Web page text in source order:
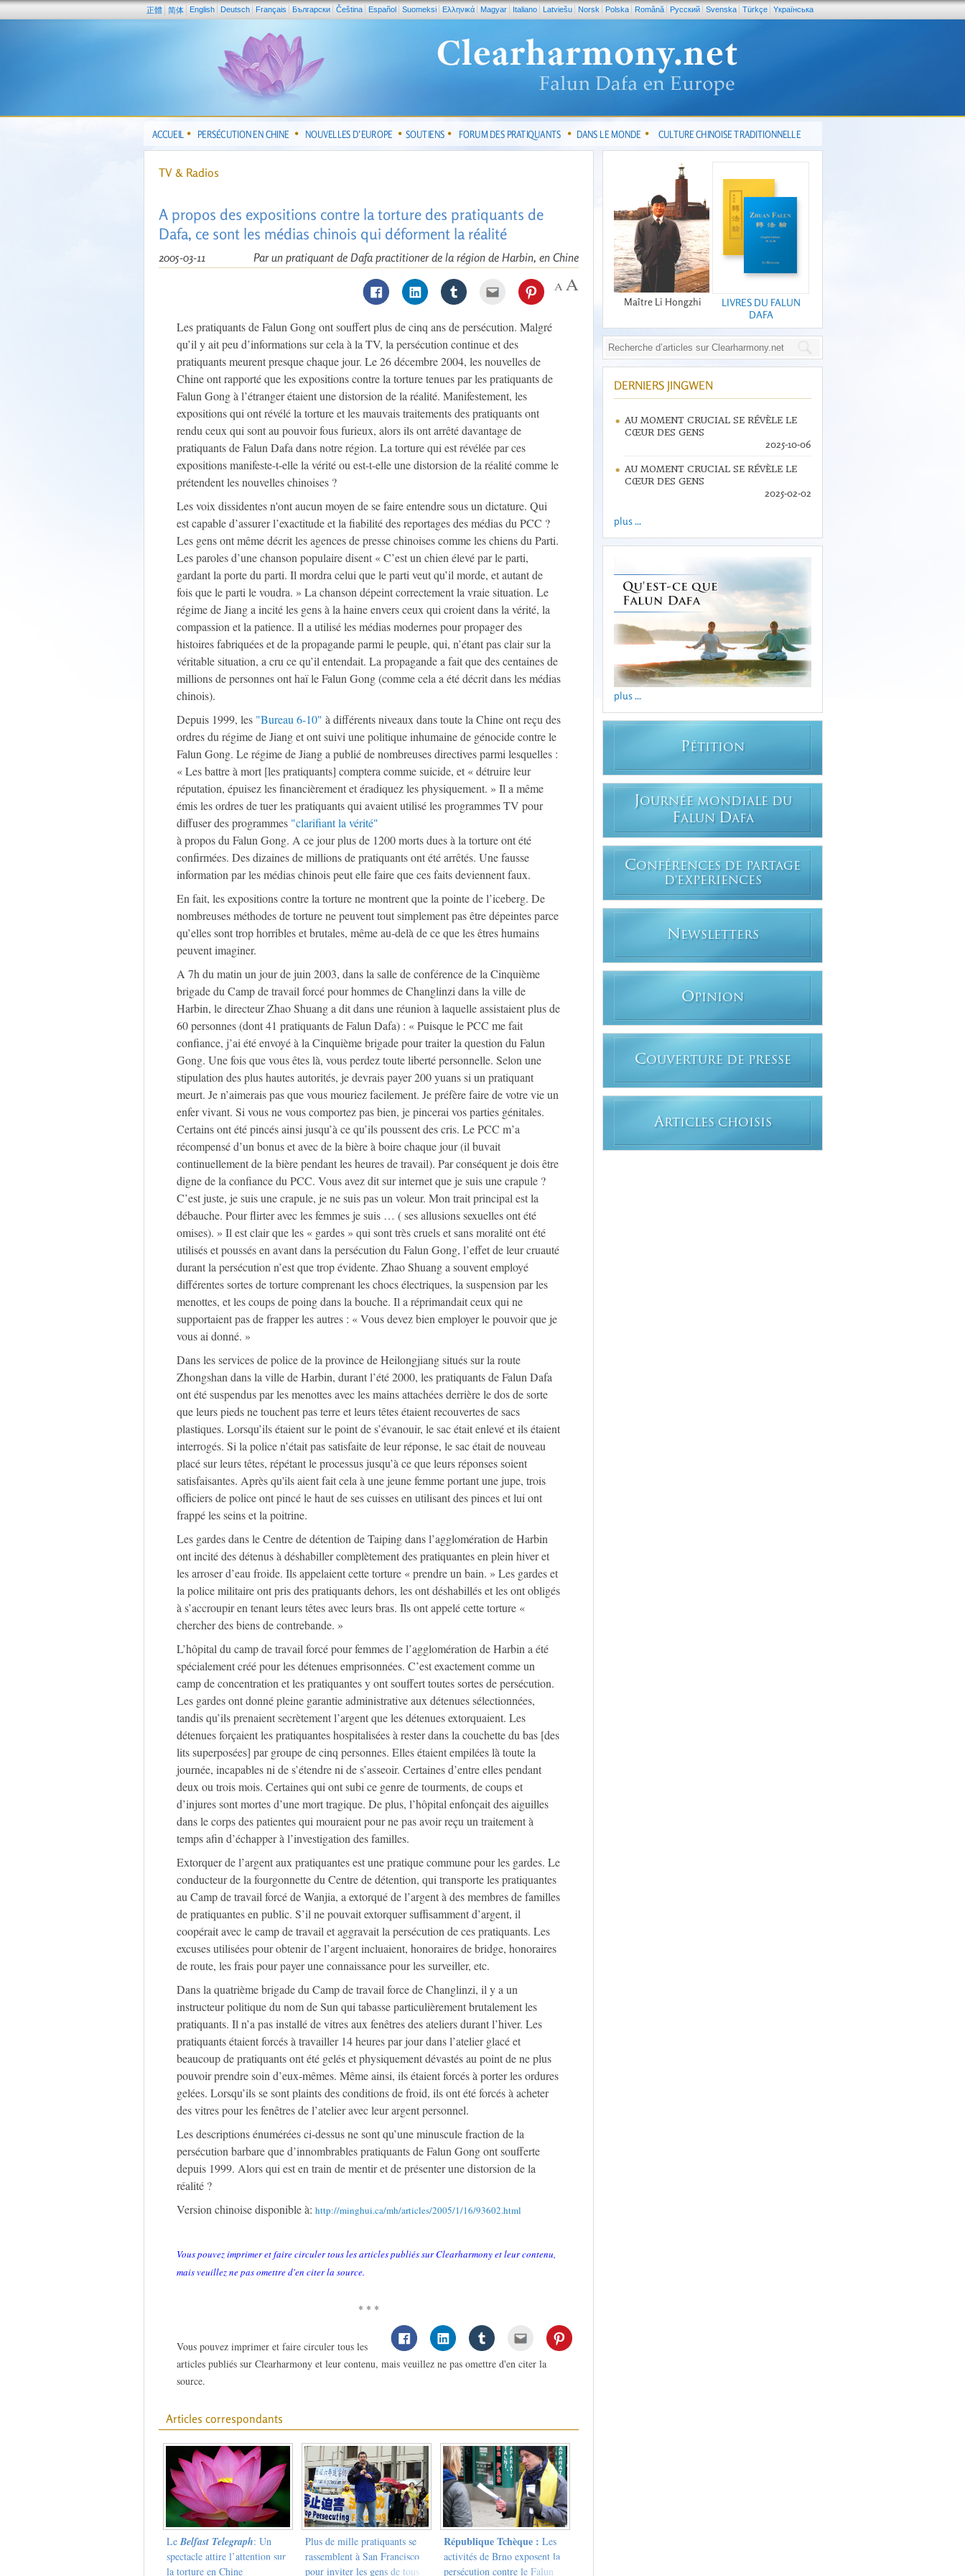
正體 简体 English Deutsch Français Български Čeština Español Suomeksi Ελληνικά Magyar Italiano Latviešu Norsk Polska Română Pусский Svenska Türkçe Yкраїнська
ACCUEIL PERSÉCUTION EN CHINE NOUVELLES D’EUROPE SOUTIENS FORUM DES PRATIQUANTS DANS LE MONDE CULTURE CHINOISE TRADITIONNELLE
TV & Radios
A propos des expositions contre la torture des pratiquants de
Dafa, ce sont les médias chinois qui déforment la réalité
Par un pratiquant de Dafa practitioner de la région de Harbin, en Chine
2005-03-11
Les pratiquants de Falun Gong ont souffert plus de cinq ans de persécution. Malgré
qu’il y ait peu d’informations sur cela à la TV, la persécution continue et des
pratiquants meurent presque chaque jour. Le 26 décembre 2004, les nouvelles de
Chine ont rapporté que les expositions contre la torture tenues par les pratiquants de
Falun Gong à l’étranger étaient une distorsion de la réalité. Manifestement, les
expositions qui ont révélé la torture et les mauvais traitements des pratiquants ont
rendu ceux qui sont au pouvoir fous furieux, alors ils ont arrêté davantage de
pratiquants de Falun Dafa dans notre région. La torture qui est révélée par ces
expositions manifeste-t-elle la vérité ou est-t-elle une distorsion de la réalité comme le
prétendent les nouvelles chinoises ?
Les voix dissidentes n'ont aucun moyen de se faire entendre sous un dictature. Qui
est capable d’assurer l’exactitude et la fiabilité des reportages des médias du PCC ?
Les gens ont même décrit les agences de presse chinoises comme les chiens du Parti.
Les paroles d’une chanson populaire disent « C’est un chien élevé par le parti,
gardant la porte du parti. Il mordra celui que le parti veut qu’il morde, et autant de
fois que le parti le voudra. » La chanson dépeint correctement la vraie situation. Le
régime de Jiang a incité les gens à la haine envers ceux qui croient dans la vérité, la
compassion et la patience. Il a utilisé les médias modernes pour propager des
histoires fabriquées et de la propagande parmi le peuple, qui, n’étant pas clair sur la
véritable situation, a cru ce qu’il entendait. La propagande a fait que des centaines de
millions de personnes ont haï le Falun Gong (comme cela a été décrit dans les médias
chinois).
Depuis 1999, les "Bureau 6-10" à différents niveaux dans toute la Chine ont reçu des
ordres du régime de Jiang et ont suivi une politique inhumaine de génocide contre le
Falun Gong. Le régime de Jiang a publié de nombreuses directives parmi lesquelles :
« Les battre à mort [les pratiquants] comptera comme suicide, et « détruire leur
réputation, épuisez les financièrement et éradiquez les physiquement. » Il a même
émis les ordres de tuer les pratiquants qui avaient utilisé les programmes TV pour
diffuser des programmes "clarifiant la vérité"
à propos du Falun Gong. A ce jour plus de 1200 morts dues à la torture ont été
confirmées. Des dizaines de millions de pratiquants ont été arrêtés. Une fausse
information par les médias chinois peut elle faire que ces faits deviennent faux.
En fait, les expositions contre la torture ne montrent que la pointe de l’iceberg. De
nombreuses méthodes de torture ne peuvent tout simplement pas être dépeintes parce
qu’elles sont trop horribles et brutales, même au-delà de ce que les êtres humains
peuvent imaginer.
A 7h du matin un jour de juin 2003, dans la salle de conférence de la Cinquième
brigade du Camp de travail forcé pour hommes de Changlinzi dans la ville de
Harbin, le directeur Zhao Shuang a dit dans une réunion à laquelle assistaient plus de
60 personnes (dont 41 pratiquants de Falun Dafa) : « Puisque le PCC me fait
confiance, j’ai été envoyé à la Cinquième brigade pour traiter la question du Falun
Gong. Une fois que vous êtes là, vous perdez toute liberté personnelle. Selon une
stipulation des plus hautes autorités, je devrais payer 200 yuans si un pratiquant
meurt. Je n’aimerais pas que vous mouriez facilement. Je préfère faire de votre vie un
enfer vivant. Si vous ne vous comportez pas bien, je pincerai vos parties génitales.
Certains ont été pincés ainsi jusqu’à ce qu’ils poussent des cris. Le PCC m’a
récompensé d’un bonus et avec de la bière à boire chaque jour (il buvait
continuellement de la bière pendant les heures de travail). Par conséquent je dois être
digne de la confiance du PCC. Vous avez dit sur internet que je suis une crapule ?
C’est juste, je suis une crapule, je ne suis pas un voleur. Mon trait principal est la
débauche. Pour flirter avec les femmes je suis … ( ses allusions sexuelles ont été
omises). » Il est clair que les « gardes » qui sont très cruels et sans moralité ont été
utilisés et poussés en avant dans la persécution du Falun Gong, l’effet de leur cruauté
durant la persécution n’est que trop évidente. Zhao Shuang a souvent employé
différentes sortes de torture comprenant les chocs électriques, la suspension par les
menottes, et les coups de poing dans la bouche. Il a réprimandait ceux qui ne
supportaient pas de frapper les autres : « Vous devez bien employer le pouvoir que je
vous ai donné. »
Dans les services de police de la province de Heilongjiang situés sur la route
Zhongshan dans la ville de Harbin, durant l’été 2000, les pratiquants de Falun Dafa
ont été suspendus par les menottes avec les mains attachées derrière le dos de sorte
que leurs pieds ne touchent pas terre et leurs têtes étaient recouvertes de sacs
plastiques. Lorsqu’ils étaient sur le point de s’évanouir, le sac était enlevé et ils étaient
interrogés. Si la police n’était pas satisfaite de leur réponse, le sac était de nouveau
placé sur leurs têtes, répétant le processus jusqu’à ce que leurs réponses soient
satisfaisantes. Après qu'ils aient fait cela à une jeune femme portant une jupe, trois
officiers de police ont pincé le haut de ses cuisses en utilisant des pinces et lui ont
frappé les seins et la poitrine.
Les gardes dans le Centre de détention de Taiping dans l’agglomération de Harbin
ont incité des détenus à déshabiller complètement des pratiquantes en plein hiver et
les arroser d’eau froide. Ils appelaient cette torture « prendre un bain. » Les gardes et
la police militaire ont pris des pratiquants dehors, les ont déshabillés et les ont obligés
à s’accroupir en tenant leurs têtes avec leurs bras. Ils ont appelé cette torture «
chercher des biens de contrebande. »
L’hôpital du camp de travail forcé pour femmes de l’agglomération de Harbin a été
spécialement créé pour les détenues emprisonnées. C’est exactement comme un
camp de concentration et les pratiquantes y ont souffert toutes sortes de persécution.
Les gardes ont donné pleine garantie administrative aux détenues sélectionnées,
tandis qu’ils prenaient secrètement l’argent que les détenues extorquaient. Les
détenues forçaient les pratiquantes hospitalisées à rester dans la couchette du bas [des
lits superposées] par groupe de cinq personnes. Elles étaient empilées là toute la
journée, incapables ni de s’étendre ni de s’asseoir. Certaines d’entre elles pendant
deux ou trois mois. Certaines qui ont subi ce genre de tourments, de coups et
d’injures sont mortes d’une mort tragique. De plus, l’hôpital enfonçait des aiguilles
dans le corps des patientes qui mouraient pour ne pas avoir reçu un traitement à
temps afin d’échapper à l’investigation des familles.
Extorquer de l’argent aux pratiquantes est une pratique commune pour les gardes. Le
conducteur de la fourgonnette du Centre de détention, qui transporte les pratiquantes
au Camp de travail forcé de Wanjia, a extorqué de l’argent à des membres de familles
de pratiquantes en public. S’il ne pouvait extorquer suffisamment d’argent, il
coopérait avec le camp de travail et aggravait la persécution de ces pratiquants. Les
excuses utilisées pour obtenir de l’argent incluaient, honoraires de bridge, honoraires
de route, les frais pour payer une connaissance pour les surveiller, etc.
Dans la quatrième brigade du Camp de travail force de Changlinzi, il y a un
instructeur politique du nom de Sun qui tabasse particulièrement brutalement les
pratiquants. Il n’a pas installé de vitres aux fenêtres des ateliers durant l’hiver. Les
pratiquants étaient forcés à travailler 14 heures par jour dans l’atelier glacé et
beaucoup de pratiquants ont été gelés et physiquement dévastés au point de ne plus
pouvoir prendre soin d’eux-mêmes. Même ainsi, ils étaient forcés à porter les ordures
gelées. Lorsqu’ils se sont plaints des conditions de froid, ils ont été forcés à acheter
des vitres pour les fenêtres de l’atelier avec leur argent personnel.
Les descriptions énumérées ci-dessus ne sont qu’une minuscule fraction de la
persécution barbare que d’innombrables pratiquants de Falun Gong ont soufferte
depuis 1999. Alors qui est en train de mentir et de présenter une distorsion de la
réalité ?
Version chinoise disponible à: http://minghui.ca/mh/articles/2005/1/16/93602.html
Vous pouvez imprimer et faire circuler tous les articles publiés sur Clearharmony et leur contenu,
mais veuillez ne pas omettre d'en citer la source.
* * *
Vous pouvez imprimer et faire circuler tous les
articles publiés sur Clearharmony et leur contenu, mais veuillez ne pas omettre d'en citer la
source.
Articles correspondants
Le Belfast Telegraph: Un
spectacle attire l’attention sur
la torture en Chine
Plus de mille pratiquants se
rassemblent à San Francisco
pour inviter les gens de tous
République Tchèque : Les
activités de Brno exposent la
persécution contre le Falun
Maître Li Hongzhi
LIVRES DU FALUN
DAFA
DERNIERS JINGWEN
AU MOMENT CRUCIAL SE RÉVÈLE LE
CŒUR DES GENS
2025-10-06
AU MOMENT CRUCIAL SE RÉVÈLE LE
CŒUR DES GENS
2025-02-02
plus ...
plus ...
PÉTITION
JOURNÉE MONDIALE DU
FALUN DAFA
CONFÉRENCES DE PARTAGE
D'EXPERIENCES
N EWSLETTERS
OPINION
COUVERTURE DE PRESSE
ARTICLES CHOISIS